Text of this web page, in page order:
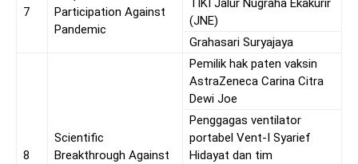
7
Participation Against
Pandemic
TIKI Jalur Nugraha Ekakurir
(JNE)
Grahasari Suryajaya
8
Scientific
Breakthrough Against
Pemilik hak paten vaksin
AstraZeneca Carina Citra
Dewi Joe
Penggagas ventilator
portabel Vent-I Syarief
Hidayat dan tim